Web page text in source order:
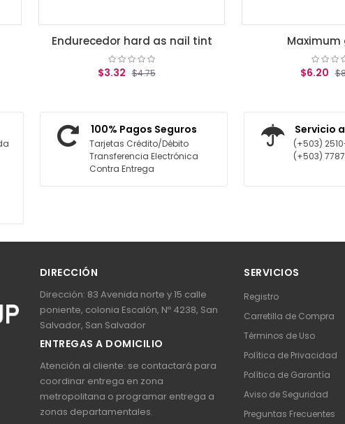
hard as nail tint Maximum growth
100% Pagos Seguros
Tarjetas Crédito/Débito
Transferencia Electrónica
Contra Entrega
Servicio
(+503)
(+503)
DIRECCIÓN
Dirección: 83 Avenida norte y 15 calle
poniente, colonia Escalón, Nº 4238, San
Salvador, San Salvador
ENTREGAS A DOMICILIO
Atención al cliente: se contactará para
coordinar entrega en zona
metropolitana o programar entrega a
zonas departamentales.
SERVICIOS
Registro
Carretilla de Compra
Términos de Uso
Política de Privacidad
Política de Garantía
Aviso de Seguridad
Preguntas Frecuentes